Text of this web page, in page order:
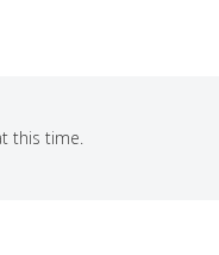
this time.